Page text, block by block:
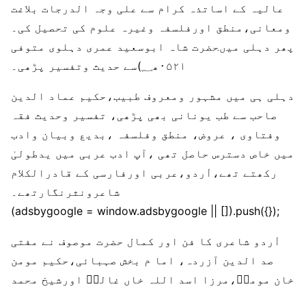
عالیہ کے اساتذہ کرام سے علی وجہ الدرجات بلاغت
ومعانی،منطق اورفلسفہ وغیرہ علوم کی تحصیل کی۔
پھر دہلی میںحضرت شاہ ابوسعید عمری دہلوی متوفی
۰۵۲۱ھ؁)سے حدیث وتفسیر پڑھی۔
دہلی ہی میں مشہور ومعروف طبیب،حکیم عماد الدین
صاحب سے طب یونانی بھی پڑھی، تفسیر وحدیث فقہ
وفتاوی ، عروض، منطق وفلسفہ ،بدیع وبیان وادب
میں خاص دسترس حاصل تھی ،آپ ادب عربی میں یدطولیٰ
رکھتے تھے،اْردو،عربی اورفارسی کے قادرالکلام
شاعرونثرنگارتھے۔
(adsbygoogle = window.adsbygoogle || []).push({});
اْردو شاعری کا فن اور کمال حضرت موصوف نے مفتی
صد الدین آزردہ، اما م بخش صہبائی،حکیم مومن
خان مومنؔ،مرزا اسد اللہ خاں غالبؔ اورشیخ محمد